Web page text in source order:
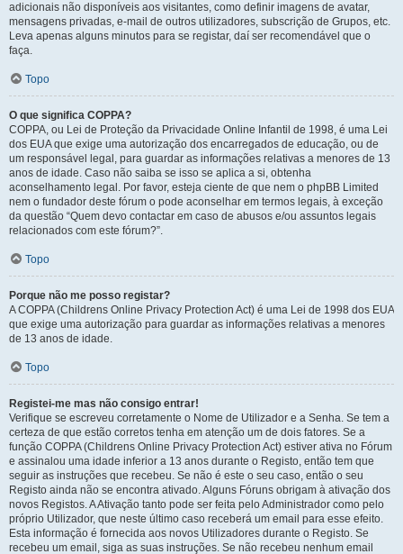
adicionais não disponíveis aos visitantes, como definir imagens de avatar,
mensagens privadas, e-mail de outros utilizadores, subscrição de Grupos, etc.
Leva apenas alguns minutos para se registar, daí ser recomendável que o
faça.
Topo
O que significa COPPA?
COPPA, ou Lei de Proteção da Privacidade Online Infantil de 1998, é uma Lei
dos EUA que exige uma autorização dos encarregados de educação, ou de
um responsável legal, para guardar as informações relativas a menores de 13
anos de idade. Caso não saiba se isso se aplica a si, obtenha
aconselhamento legal. Por favor, esteja ciente de que nem o phpBB Limited
nem o fundador deste fórum o pode aconselhar em termos legais, à exceção
da questão “Quem devo contactar em caso de abusos e/ou assuntos legais
relacionados com este fórum?”.
Topo
Porque não me posso registar?
A COPPA (Childrens Online Privacy Protection Act) é uma Lei de 1998 dos EUA
que exige uma autorização para guardar as informações relativas a menores
de 13 anos de idade.
Topo
Registei-me mas não consigo entrar!
Verifique se escreveu corretamente o Nome de Utilizador e a Senha. Se tem a
certeza de que estão corretos tenha em atenção um de dois fatores. Se a
função COPPA (Childrens Online Privacy Protection Act) estiver ativa no Fórum
e assinalou uma idade inferior a 13 anos durante o Registo, então tem que
seguir as instruções que recebeu. Se não é este o seu caso, então o seu
Registo ainda não se encontra ativado. Alguns Fóruns obrigam à ativação dos
novos Registos. A Ativação tanto pode ser feita pelo Administrador como pelo
próprio Utilizador, que neste último caso receberá um email para esse efeito.
Esta informação é fornecida aos novos Utilizadores durante o Registo. Se
recebeu um email, siga as suas instruções. Se não recebeu nenhum email